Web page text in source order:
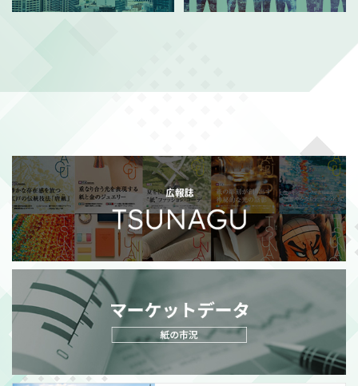
るお知らせ
（156KB）
株主還元強化を目的とした株主優待制度拡充に関するお知らせ
政策保有株式の売却額目標変更に関するお知らせ （111KB）
MORE